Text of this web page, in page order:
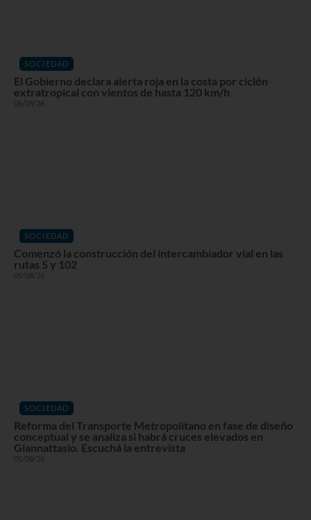
SOCIEDAD
El Gobierno declara alerta roja en la costa por ciclón
extratropical con vientos de hasta 120 km/h
06/08/26
SOCIEDAD
Comenzó la construcción del intercambiador vial en las
rutas 5 y 102
05/08/26
SOCIEDAD
Reforma del Transporte Metropolitano en fase de diseño
conceptual y se analiza si habrá cruces elevados en
Giannattasio. Escuchá la entrevista
05/08/26